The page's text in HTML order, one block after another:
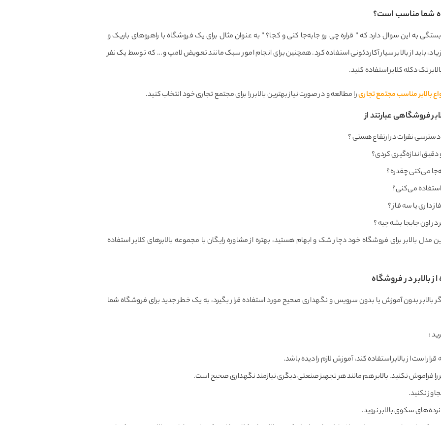
شما مناسب است؟
به این سوال دارد که ” قراره چی رو جابه‌جا کنی و کجا؟ ” به عنوان مثال برای یک فروشگاه با راهروهای باریک و
زیاد، باید از بالابر سیار آکاردئونی استفاده کرد. همچنین برای انجام امور سبک مانند تعویض لامپ و … که توسط یک نفر
تک دکله کلایر استفاده کنید.
بالابر مناسب مجتمع تجاریرا مطالعه و در صورت نیاز بهترین بالابر را برای مجتمع تجاری خود انتخاب کنید.
فروشگاهی عبارتند از
دسترسی نفرات در ارتفاع هستی ؟
دقیق اندازه‌گیری کردی؟
می‌کنی چقدره؟
استفاده می‌کنی؟
داری یا سه فاز ؟
در اون جابجا بشه چیه ؟
مدل بالابر برای فروشگاه خود دچار شک و ابهام هستید، بهتره از مشاوره رایگان با مجموعه بالابرهای کلایر استفاده
بالابر در فروشگاه
بالابر بدون آموزش یا بدون سرویس و نگهداری صحیح مورد استفاده قرار بگیرد، به یک خطر جدید برای فروشگاه شما
:
قرار است از بالابر استفاده کند، آموزش لازم را دیده باشد.
را فراموش نکنید. بالابر هم مانند هر تجهیز صنعتی دیگری نیازمند نگهداری صحیح است.
نکنید.
سکوی بالابر نروید.